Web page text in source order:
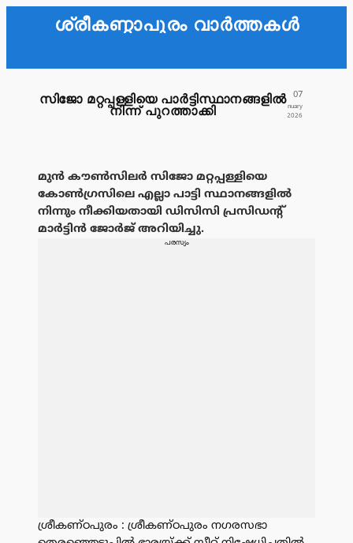
ശ്രീകണ്ഠാപുരം വാർത്തകൾ
സിജോ മറ്റപ്പള്ളിയെ പാർട്ടിസ്ഥാനങ്ങളിൽ
നിന്ന് പുറത്താക്കി
07
January
2026
മുൻ കൗൺസിലർ സിജോ മറ്റപ്പള്ളിയെ
കോൺഗ്രസിലെ എല്ലാ പാട്ടി സ്ഥാനങ്ങളിൽ
നിന്നും നീക്കിയതായി ഡിസിസി പ്രസിഡൻ്റ്
മാർട്ടിൻ ജോർജ് അറിയിച്ചു.
പരസ്യം
ശ്രീകണ്ഠപുരം : ശ്രീകണ്ഠപുരം നഗരസഭാ